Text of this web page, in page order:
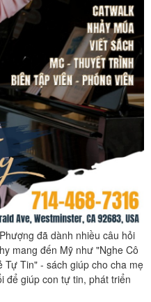
đã dành nhiều câu hỏi
mang đến Mỹ như "Nghe Cô
Tự Tin" - sách giúp cho cha mẹ
để giúp con tự tin, phát triển